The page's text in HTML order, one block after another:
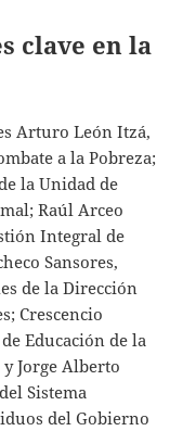
clave en la
Arturo León Itzá,
a la Pobreza;
la Unidad de
Raúl Arceo
Integral de
Sansores,
de la Dirección
Crescencio
Educación de la
Jorge Alberto
Sistema
del Gobierno